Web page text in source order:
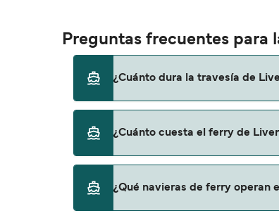
Preguntas frecuentes para
¿Cuánto dura la travesía de
temporada a otra, por lo que te
¿Cuánto cuesta el ferry de
es de 442€. El precio no incluye los
¿Qué navieras de ferry operan